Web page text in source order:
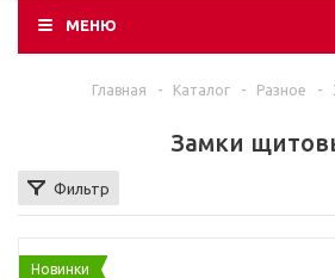
МЕНЮ
Главная - Каталог - Разное -
Замки
Фильтр
Новинки